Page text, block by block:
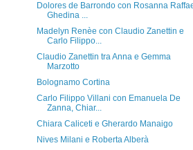
Dolores de Barrondo con Rosanna
Ghedina ...
Madelyn Renèe con Claudio Zanettin e
Carlo Filippo...
Claudio Zanettin tra Anna e Gemma
Marzotto
Bolognamo Cortina
Carlo Filippo Villani con Emanuela De
Zanna, Chiar...
Chiara Caliceti e Gherardo Manaigo
Nives Milani e Roberta Alberà